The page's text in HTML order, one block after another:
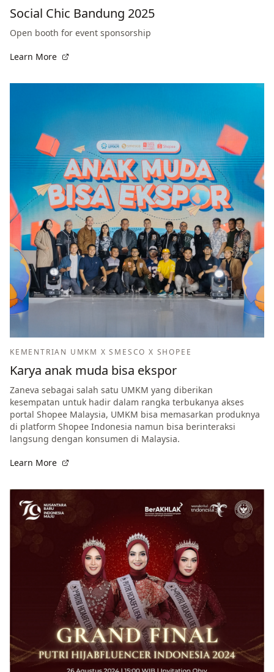
Social Chic Bandung 2025
Open booth for event sponsorship
Learn More
KEMENTRIAN UMKM X SMESCO X SHOPEE
Karya anak muda bisa ekspor
Zaneva sebagai salah satu UMKM yang diberikan
kesempatan untuk hadir dalam rangka terbukanya akses
portal Shopee Malaysia, UMKM bisa memasarkan produknya
di platform Shopee Indonesia namun bisa berinteraksi
langsung dengan konsumen di Malaysia.
Learn More